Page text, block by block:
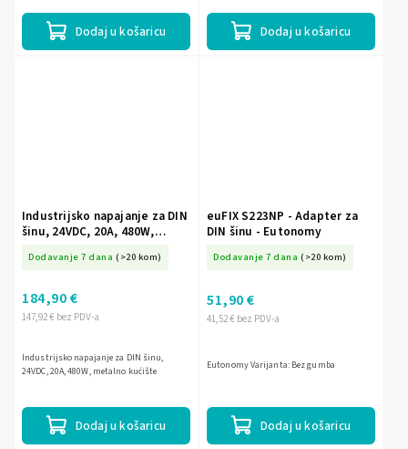
Dodaj u košaricu Dodaj u košaricu
Industrijsko napajanje za DIN
šinu, 24VDC, 20A, 480W,
Dodavanje 7 dana (>20 kom)
147,92 € bez PDV-a
184,90 €
Dodaj u košaricu
Industrijsko napajanje za DIN šinu,
24VDC, 20A, 480W, metalno kućište
euFIX S223NP - Adapter za
DIN šinu - Eutonomy
Dodavanje 7 dana (>20 kom)
41,52 € bez PDV-a
51,90 €
Dodaj u košaricu
Eutonomy Varijanta: Bez gumba